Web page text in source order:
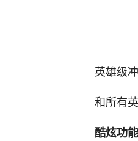
英雄级
和所有
酷炫功能